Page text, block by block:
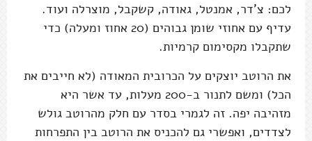
לכם: צ'דר, אמנטל, גאודה, קשקבל, מוצרלה ועוד.
עדיף עם אחוזי שומן גבוהים (20 אחוז ומעלה) כדי
שתקבלו מקסימום קרמיות.
את הרוטב יוצקים על הכרובית המאודה (לא חייבים את
הכל) ומשם לתנור ב-200 מעלות, עד אשר היא
מזהיבה יפה. זה לגמרי בסדר עם חלק מהרוטב גולש
לצדדים, ואפשרי גם להכניס את הרוטב בין התפרחות